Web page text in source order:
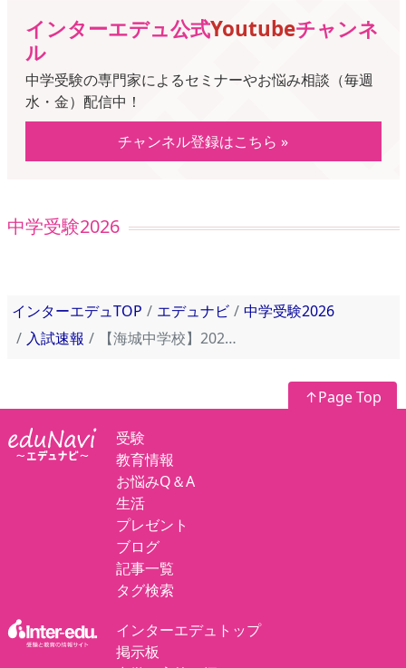
インターエデュ公式Youtubeチャンネ
ル
中学受験の専門家によるセミナーやお悩み相談（毎週
水・金）配信中！
チャンネル登録はこちら »
中学受験2026
インターエデュTOP エデュナビ
中学受験2026
入試速報
【海城中学校】2025年入試問題・入試結果速報！
↑Page Top
受験
教育情報
お悩みQ＆A
生活
プレゼント
ブログ
記事一覧
タグ検索
インターエデュトップ
掲示板